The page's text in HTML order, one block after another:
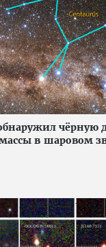
чёрную
в шаровом